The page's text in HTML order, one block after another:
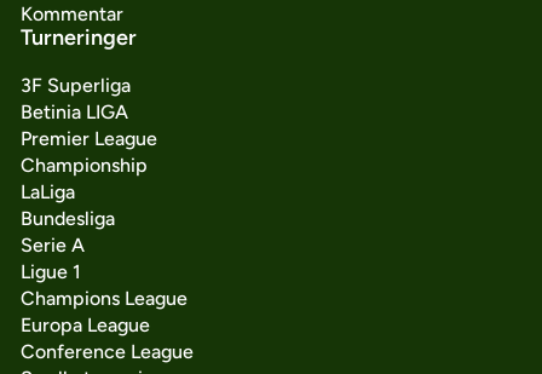
Kommentar
Turneringer
3F Superliga
Betinia LIGA
Premier League
Championship
LaLiga
Bundesliga
Serie A
Ligue 1
Champions League
Europa League
Conference League